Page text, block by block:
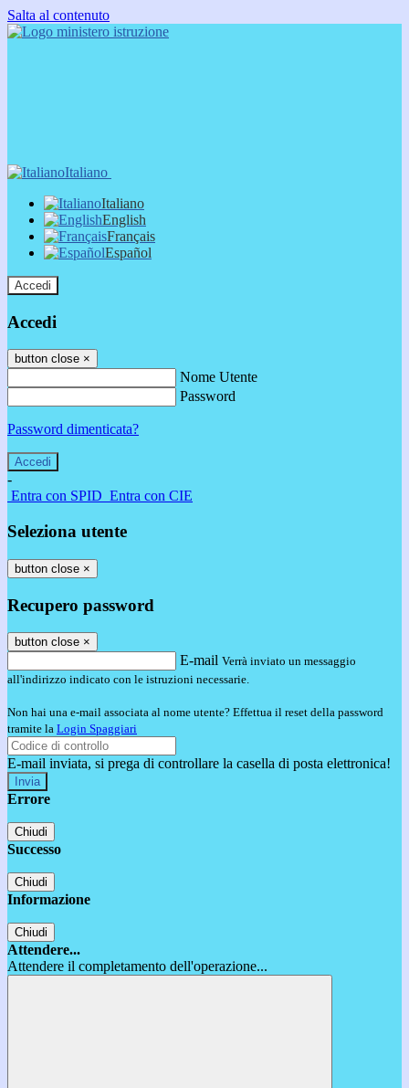
Salta al contenuto
Italiano
Italiano
English
Français
Español
Accedi
Accedi
button close ×
Nome Utente
Password
Password dimenticata?
-
Entra con SPID Entra con CIE
Seleziona utente
button close ×
Recupero password
button close ×
E-mail Verrà inviato un messaggio
all'indirizzo indicato con le istruzioni necessarie.
Non hai una e-mail associata al nome utente? Effettua il reset della password
tramite la Login Spaggiari
E-mail inviata, si prega di controllare la casella di posta elettronica!
Errore
Chiudi
Successo
Chiudi
Informazione
Chiudi
Attendere...
Attendere il completamento dell'operazione...